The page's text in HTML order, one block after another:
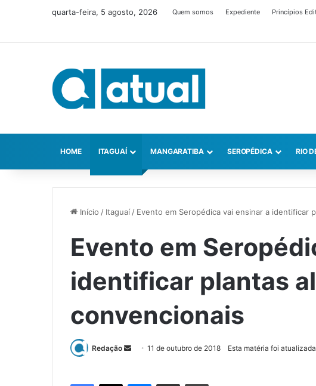
quarta-feira, 5 agosto, 2026 Quem somos Expediente Princípios
HOME ITAGUAÍ MANGARATIBA SEROPÉDICA RIO
Início / Itaguaí/ Evento em Seropédica vai ensinar a identificar
Evento em
identificar plantas
convencionais
Redação 11 de outubro de 2018
Esta matéria foi